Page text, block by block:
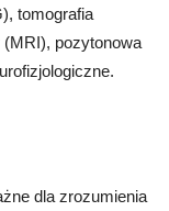
tomografia
pozytonowa
dla zrozumienia